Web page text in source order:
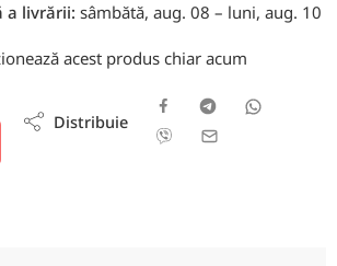
a livrării: sâmbătă, aug. 08 – luni, aug. 10
acest produs chiar acum
Distribuie